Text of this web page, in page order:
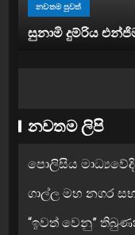
නවතම පුවත්
සුනාමි දුම්රිය
නවතම ලිපි
පොලිසිය
ගාල්ල මහ නගර
“ඉවත් වෙනු”